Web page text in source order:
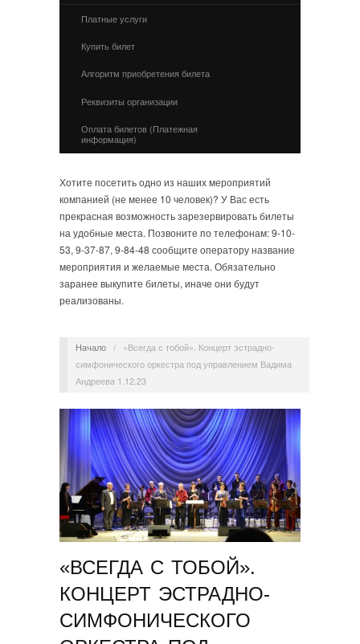
Платные услуги
Купить билет
Алгоритм приобретения билета
Реквизиты организации
Оплата билетов (Платежная
информация)
Хотите посетить одно из наших мероприятий
компанией (не менее 10 человек)? У Вас есть
прекрасная возможность зарезервировать билеты
на удобные места. Позвоните по телефонам: 9-10-
53, 9-37-87, 9-84-48 сообщите оператору название
мероприятия и желаемые места. Обязательно
заранее выкупите билеты, иначе они будут
реализованы.
Начало /
«Всегда с тобой». Концерт эстрадно-
симфонического оркестра под управлением Вадима
Андреева 1.12.23
«ВСЕГДА С ТОБОЙ».
КОНЦЕРТ ЭСТРАДНО-
СИМФОНИЧЕСКОГО